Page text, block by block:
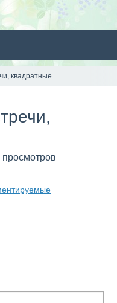
квадратные
просмотров